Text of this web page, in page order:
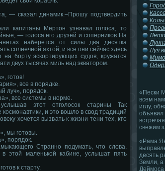
— сказал динамик.–Прошу подтвердить
капитаны Мертон узнавал голоса, то
— голоса его друзей и соперников На
наберется от силы два десятка
солнечной яхтой, и все они сейчас здесь
на борту эскортирующих судов, кружатся
двух тысячах миль над экватором.
готов!
все в порядке.
луч», порядок.
все системы в норме.
этот отголосок старины Так
и это вошло в свод традиций
хочется вызвать к жизни тени тех, кто
мы готовы.
порядок.
Странно подумать, что слова,
этой маленькой кабине, услышат пять
к старту.
Луч
«Пески
всем
иглу,
объявил
свежим
«Рама
десять
Земли, а